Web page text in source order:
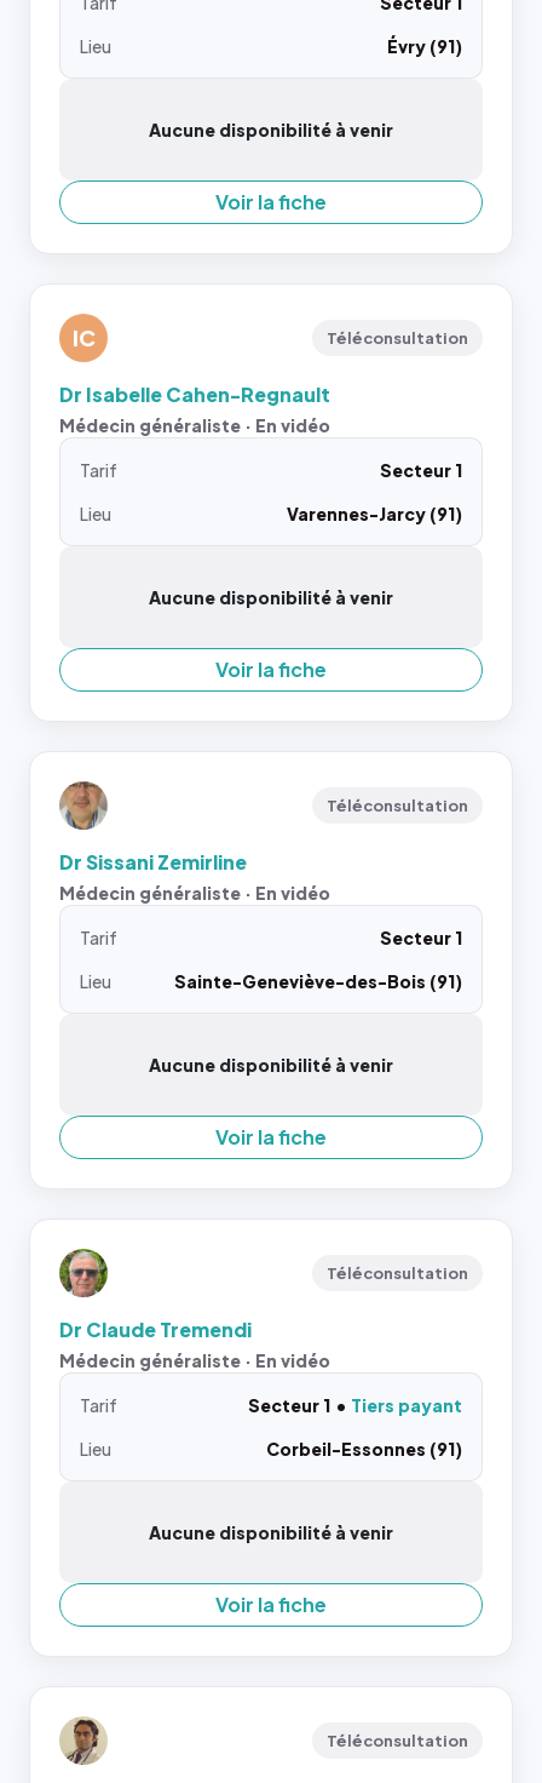
Lieu
Évry (91)
Aucune disponibilité à venir
Voir la fiche
IC Téléconsultation
Dr Isabelle Cahen-Regnault
Médecin généraliste · En vidéo
Tarif
Secteur 1
Lieu
Varennes-Jarcy (91)
Aucune disponibilité à venir
Voir la fiche
Téléconsultation
Dr Sissani Zemirline
Médecin généraliste · En vidéo
Tarif
Secteur 1
Lieu
Sainte-Geneviève-des-Bois (91)
Aucune disponibilité à venir
Voir la fiche
Téléconsultation
Dr Claude Tremendi
Médecin généraliste · En vidéo
Tarif Secteur 1
Tiers payant
Lieu
Corbeil-Essonnes (91)
Aucune disponibilité à venir
Voir la fiche
Téléconsultation